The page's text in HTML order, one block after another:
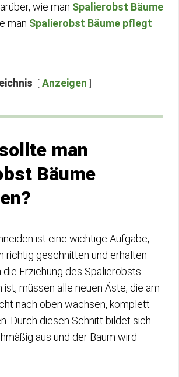
wie man Spalierobst Bäume
man Spalierobst Bäume pflegt
Anzeigen
man
Bäume
ist eine wichtige Aufgabe,
richtig geschnitten und erhalten
Erziehung des Spalierobsts
müssen alle neuen Äste, die am
nach oben wachsen, komplett
Durch diesen Schnitt bildet sich
aus und der Baum wird